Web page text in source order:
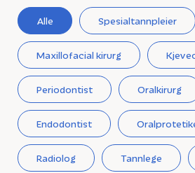
Alle Spesialtannpleier
Maxillofacial kirurg
Periodontist Oralkirurg
Endodontist
Radiolog Tannlege